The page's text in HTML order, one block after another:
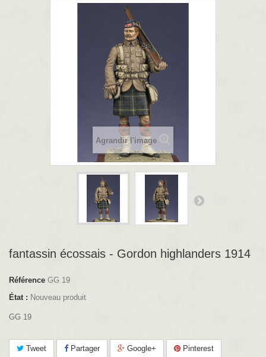
Agrandir l'image
fantassin écossais - Gordon highlanders 1914
Référence GG 19
État : Nouveau produit
GG 19
Tweet Partager Google+ Pinterest